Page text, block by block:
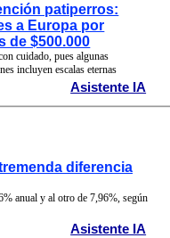
patiperros:
a Europa por
de $500.000
cuidado, pues algunas
incluyen escalas eternas
Asistente IA
diferencia
anual y al otro de 7,96%, según
Asistente IA